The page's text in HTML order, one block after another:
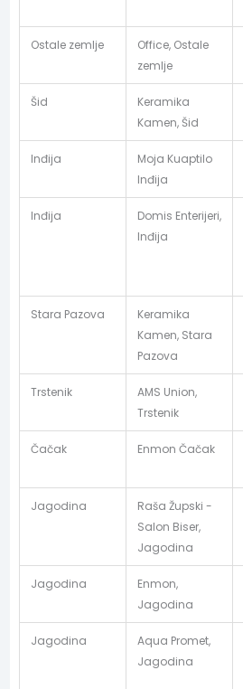
Ostale zemlje
Office, Ostale
zemlje
Šid
Keramika
Kamen, Šid
Inđija
Moja Kuaptilo
Inđija
Inđija
Domis Enterijeri,
Inđija
Stara Pazova
Keramika
Kamen, Stara
Pazova
Trstenik
AMS Union,
Trstenik
Čačak Enmon Čačak
Jagodina
Raša Župski -
Salon Biser,
Jagodina
Jagodina
Enmon,
Jagodina
Jagodina
Aqua Promet,
Jagodina